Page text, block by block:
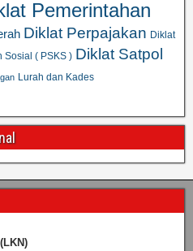
Pemerintahan
Diklat Perpajakan Diklat
Sosial ( PSKS ) Diklat Satpol
Lurah dan Kades
(LKN)